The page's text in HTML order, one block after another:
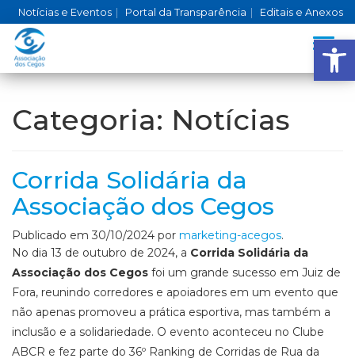
Notícias e Eventos Portal da Transparência Editais e Anexos
Categoria: Notícias
Corrida Solidária da
Associação dos Cegos
Publicado em 30/10/2024 por marketing-acegos.
No dia 13 de outubro de 2024, a Corrida Solidária da
Associação dos Cegos foi um grande sucesso em Juiz de
Fora, reunindo corredores e apoiadores em um evento que
não apenas promoveu a prática esportiva, mas também a
inclusão e a solidariedade. O evento aconteceu no Clube
ABCR e fez parte do 36º Ranking de Corridas de Rua da